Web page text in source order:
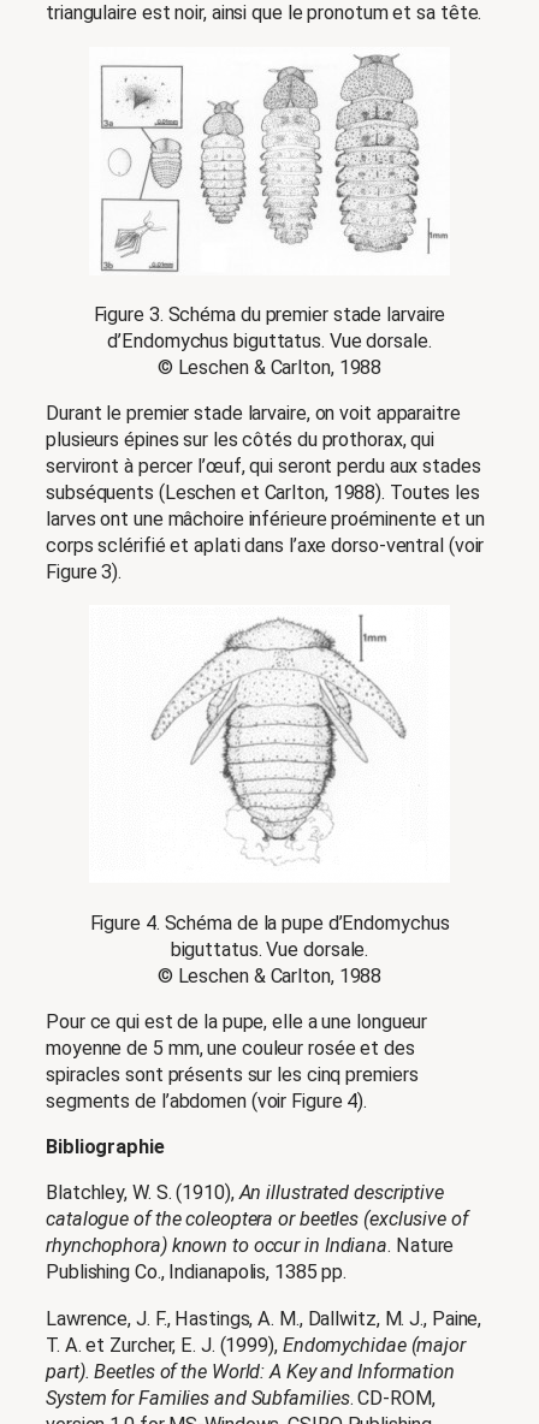
triangulaire est noir, ainsi que le pronotum et sa tête.
Figure 3. Schéma du premier stade larvaire
d’Endomychus biguttatus. Vue dorsale.
© Leschen & Carlton, 1988
Durant le premier stade larvaire, on voit apparaitre
plusieurs épines sur les côtés du prothorax, qui
serviront à percer l’œuf, qui seront perdu aux stades
subséquents (Leschen et Carlton, 1988). Toutes les
larves ont une mâchoire inférieure proéminente et un
corps sclérifié et aplati dans l’axe dorso-ventral (voir
Figure 3).
Figure 4. Schéma de la pupe d’Endomychus
biguttatus. Vue dorsale.
© Leschen & Carlton, 1988
Pour ce qui est de la pupe, elle a une longueur
moyenne de 5 mm, une couleur rosée et des
spiracles sont présents sur les cinq premiers
segments de l’abdomen (voir Figure 4).
Bibliographie
Blatchley, W. S. (1910),An illustrated descriptive
catalogue of the coleoptera or beetles (exclusive of
rhynchophora) known to occur in Indiana. Nature
Publishing Co., Indianapolis, 1385 pp.
Lawrence, J. F., Hastings, A. M., Dallwitz, M. J., Paine,
T. A. et Zurcher, E. J. (1999), Endomychidae (major
part). Beetles of the World: A Key and Information
System for Families and Subfamilies. CD-ROM,